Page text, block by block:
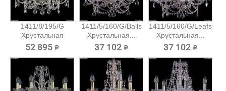
1411/8/195/G
Хрустальная
подвесная...
52 895 ₽
1411/5/160/G/Balls
Хрустальная...
37 102 ₽
1411/5/160/G/Leafs
Хрустальная...
37 102 ₽